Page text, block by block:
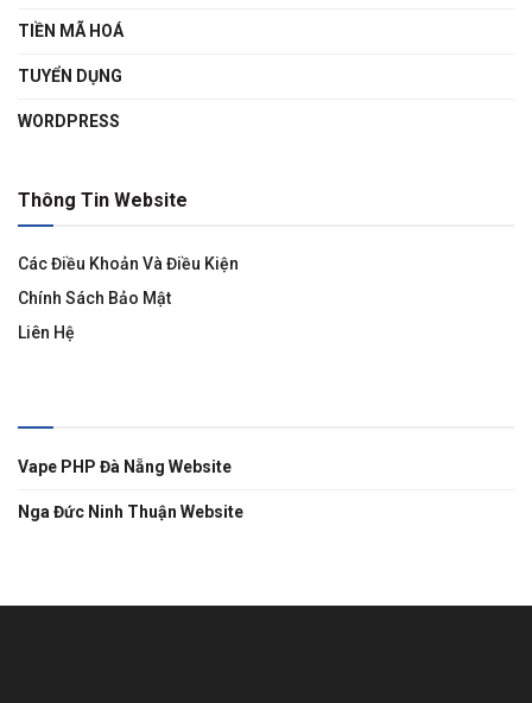
TIỀN MÃ HOÁ
TUYỂN DỤNG
WORDPRESS
Thông Tin Website
Các Điều Khoản Và Điều Kiện
Chính Sách Bảo Mật
Liên Hệ
Vape PHP Đà Nẵng Website
Nga Đức Ninh Thuận Website